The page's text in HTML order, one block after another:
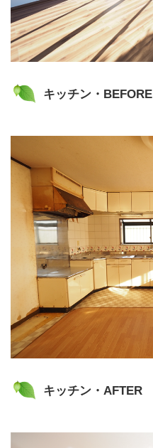
キッチン・BEFORE
キッチン・AFTER